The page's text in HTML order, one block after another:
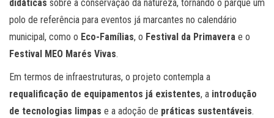
didáticas sobre a conservação da natureza, tornando o parque um
polo de referência para eventos já marcantes no calendário
municipal, como o Eco-Famílias, o Festival da Primavera e o
Festival MEO Marés Vivas.
Em termos de infraestruturas, o projeto contempla a
requalificação de equipamentos já existentes, a introdução
de tecnologias limpas e a adoção de práticas sustentáveis.